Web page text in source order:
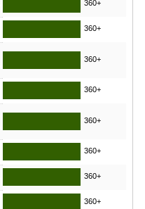
360+
360+
360+
360+
360+
360+
360+
360+